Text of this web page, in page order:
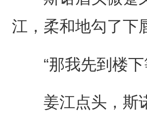
江，柔和地勾了下
“那我先到楼下
姜江点头，斯诺